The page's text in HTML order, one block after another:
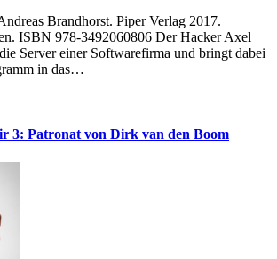
ISBN 978-3492060806 Der Hacker Axel
Server einer Softwarefirma und bringt dabei
in das…
3: Patronat von Dirk van den Boom